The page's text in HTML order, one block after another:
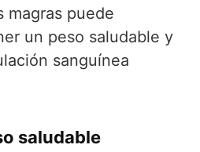
magras puede
un peso saludable y
sanguínea
saludable